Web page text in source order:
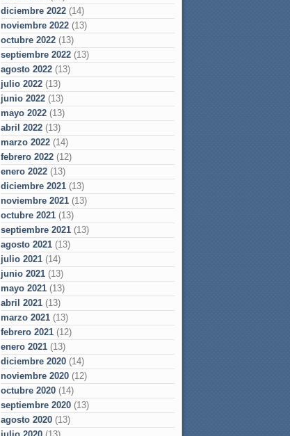
diciembre 2022 (14)
noviembre 2022 (13)
octubre 2022 (13)
septiembre 2022 (13)
agosto 2022 (13)
julio 2022 (13)
junio 2022 (13)
mayo 2022 (13)
abril 2022 (13)
marzo 2022 (14)
febrero 2022 (12)
enero 2022 (13)
diciembre 2021 (13)
noviembre 2021 (13)
octubre 2021 (13)
septiembre 2021 (13)
agosto 2021 (13)
julio 2021 (14)
junio 2021 (13)
mayo 2021 (13)
abril 2021 (13)
marzo 2021 (13)
febrero 2021 (12)
enero 2021 (13)
diciembre 2020 (14)
noviembre 2020 (12)
octubre 2020 (14)
septiembre 2020 (13)
agosto 2020 (13)